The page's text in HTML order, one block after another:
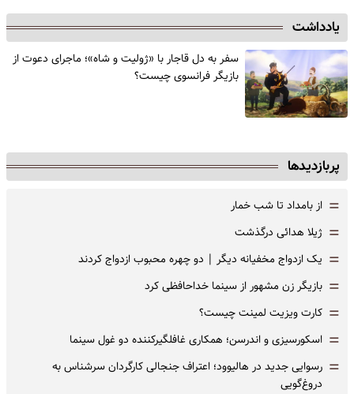
یادداشت
سفر به دل قاجار با «ژولیت و شاه»؛ ماجرای دعوت از
‌بازیگر فرانسوی چیست؟
پربازدیدها
= از بامداد تا شب خمار
= ژیلا هدائی درگذشت
= یک ازدواج مخفیانه دیگر | دو چهره محبوب ازدواج کردند
= بازیگر زن مشهور از سینما خداحافظی کرد
= کارت ویزیت لمینت چیست؟
= اسکورسیزی و اندرسن؛ همکاری غافلگیرکننده دو غول سینما
= رسوایی جدید در هالیوود؛ اعتراف جنجالی کارگردان سرشناس به
دروغ‌گویی